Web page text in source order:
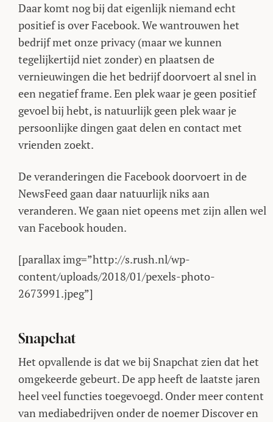
Daar komt nog bij dat eigenlijk niemand echt
positief is over Facebook. We wantrouwen het
bedrijf met onze privacy (maar we kunnen
tegelijkertijd niet zonder) en plaatsen de
vernieuwingen die het bedrijf doorvoert al snel in
een negatief frame. Een plek waar je geen positief
gevoel bij hebt, is natuurlijk geen plek waar je
persoonlijke dingen gaat delen en contact met
vrienden zoekt.
De veranderingen die Facebook doorvoert in de
NewsFeed gaan daar natuurlijk niks aan
veranderen. We gaan niet opeens met zijn allen wel
van Facebook houden.
[parallax img=”http://s.rush.nl/wp-
content/uploads/2018/01/pexels-photo-
2673991.jpeg”]
Snapchat
Het opvallende is dat we bij Snapchat zien dat het
omgekeerde gebeurt. De app heeft de laatste jaren
heel veel functies toegevoegd. Onder meer content
van mediabedrijven onder de noemer Discover en